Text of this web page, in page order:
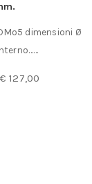
dimensioni Ø
€ 127,00